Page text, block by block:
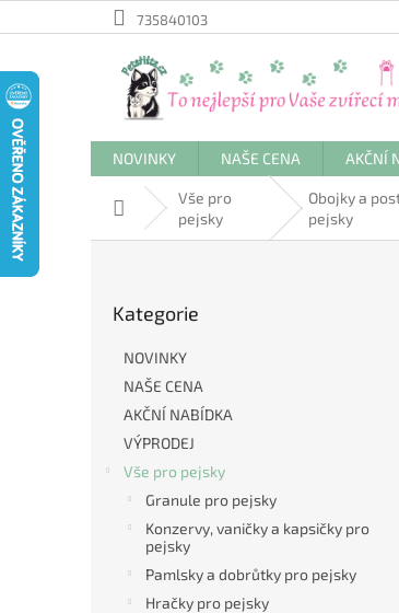
na
735840103
NOVINKY NAŠE CENA AKČNÍ
Domů
Vše pro
pejsky
Obojky a
pejsky
kategorie
Kategorie
NOVINKY
NAŠE CENA
AKČNÍ NABÍDKA
VÝPRODEJ
Vše pro pejsky
Granule pro pejsky
Konzervy, vaničky a kapsičky pro
pejsky
Pamlsky a dobrůtky pro pejsky
Hračky pro pejsky